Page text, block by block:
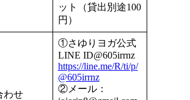
ット（貸出別途100
円）
わせ
①さゆりヨガ公式
LINE ID@605irrnz
https://line.me/R/ti/p/
@605irrnz
②メール：